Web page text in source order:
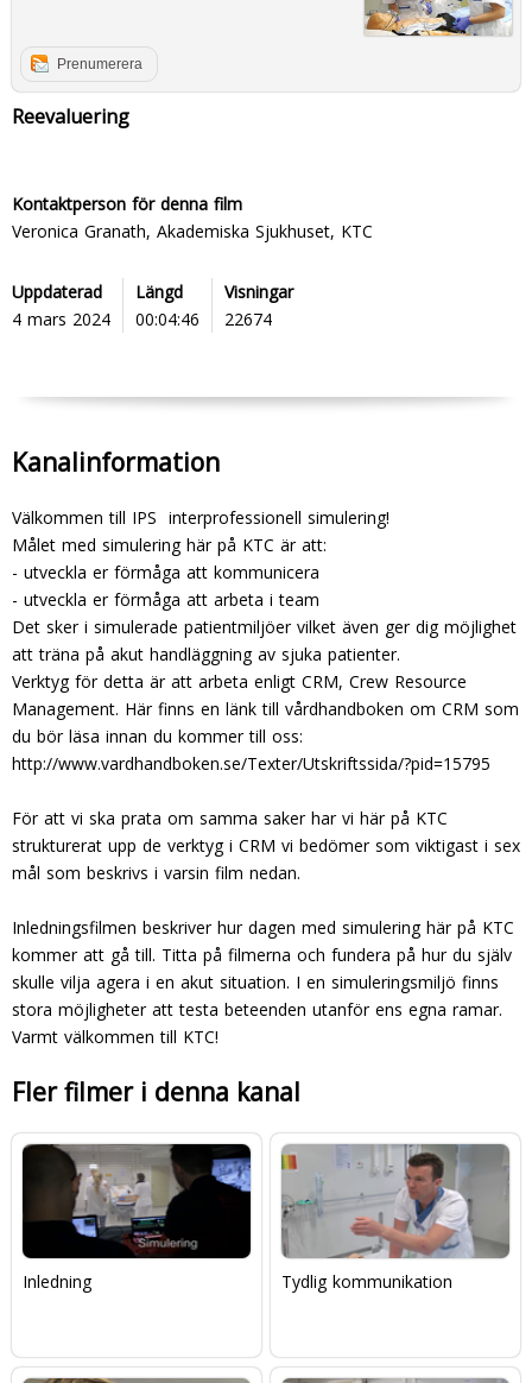
Prenumerera
Reevaluering
Kontaktperson för denna film
Veronica Granath, Akademiska Sjukhuset, KTC
Uppdaterad
4 mars 2024
Längd
00:04:46
Visningar
22674
Kanalinformation
Välkommen till IPS  interprofessionell simulering!
Målet med simulering här på KTC är att:
- utveckla er förmåga att kommunicera
- utveckla er förmåga att arbeta i team
Det sker i simulerade patientmiljöer vilket även ger dig möjlighet
att träna på akut handläggning av sjuka patienter.
Verktyg för detta är att arbeta enligt CRM, Crew Resource
Management. Här finns en länk till vårdhandboken om CRM som
du bör läsa innan du kommer till oss:
http://www.vardhandboken.se/Texter/Utskriftssida/?pid=15795
För att vi ska prata om samma saker har vi här på KTC
strukturerat upp de verktyg i CRM vi bedömer som viktigast i sex
mål som beskrivs i varsin film nedan.
Inledningsfilmen beskriver hur dagen med simulering här på KTC
kommer att gå till. Titta på filmerna och fundera på hur du själv
skulle vilja agera i en akut situation. I en simuleringsmiljö finns
stora möjligheter att testa beteenden utanför ens egna ramar.
Varmt välkommen till KTC!
Fler filmer i denna kanal
Inledning Tydlig kommunikation